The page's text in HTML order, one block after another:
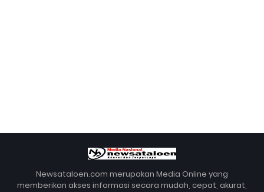
Newsataloen.com merupakan Media Online yang
memberikan akses informasi secara mudah, cepat, akurat,